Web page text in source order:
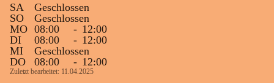
SA
Geschlossen
SO
Geschlossen
MO 08:00 - 12:00
DI
08:00 - 12:00
MI
Geschlossen
DO
08:00 - 12:00
Zuletzt bearbeitet: 11.04.2025